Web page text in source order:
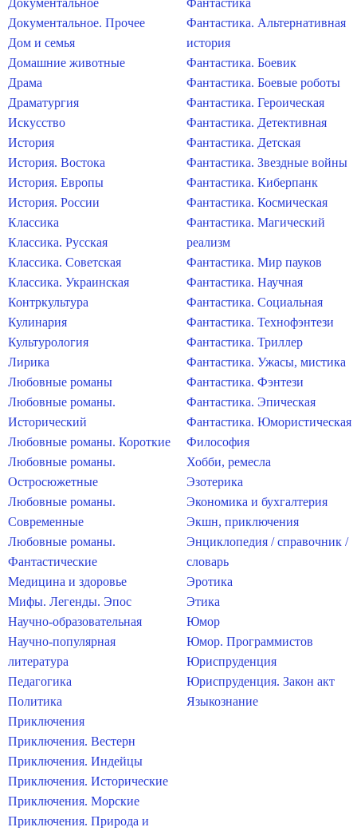
Документальное
Документальное. Прочее
Дом и семья
Домашние животные
Драма
Драматургия
Искусство
История
История. Востока
История. Европы
История. России
Классика
Классика. Русская
Классика. Советская
Классика. Украинская
Контркультура
Кулинария
Культурология
Лирика
Любовные романы
Любовные романы.
Исторический
Любовные романы. Короткие
Любовные романы.
Остросюжетные
Любовные романы.
Современные
Любовные романы.
Фантастические
Медицина и здоровье
Мифы. Легенды. Эпос
Научно-образовательная
Научно-популярная
литература
Педагогика
Политика
Приключения
Приключения. Вестерн
Приключения. Индейцы
Приключения. Исторические
Приключения. Морские
Приключения. Природа и
Фантастика
Фантастика. Альтернативная
история
Фантастика. Боевик
Фантастика. Боевые роботы
Фантастика. Героическая
Фантастика. Детективная
Фантастика. Детская
Фантастика. Звездные войны
Фантастика. Киберпанк
Фантастика. Космическая
Фантастика. Магический
реализм
Фантастика. Мир пауков
Фантастика. Научная
Фантастика. Социальная
Фантастика. Технофэнтези
Фантастика. Триллер
Фантастика. Ужасы, мистика
Фантастика. Фэнтези
Фантастика. Эпическая
Фантастика. Юмористическая
Философия
Хобби, ремесла
Эзотерика
Экономика и бухгалтерия
Экшн, приключения
Энциклопедия / справочник /
словарь
Эротика
Этика
Юмор
Юмор. Программистов
Юриспруденция
Юриспруденция. Закон акт
Языкознание